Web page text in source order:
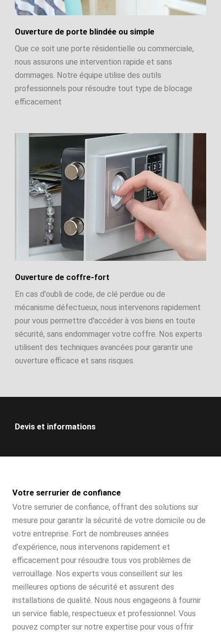
Ouverture de porte blindée ou simple
Que ce soit une porte résidentielle ou commerciale,
nous assurons une intervention rapide et sans
dommages. Notre équipe utilise des outils
professionnels pour résoudre tout type de blocage
efficacement
Ouverture de coffre-fort
En cas d'oubli de code, de clé perdue ou de
mécanisme défectueux, nous intervenons rapidement
pour vous permettre d'accéder à vos biens en toute
sécurité, sans endommager votre coffre. Nos experts
utilisent des techniques avancées pour garantir une
ouverture efficace et sans risques.
Devis et informations
Votre serrurier de confiance
Votre serrurier de confiance, offrant des solutions sur
mesure pour garantir la sécurité de votre domicile ou de
votre entreprise. Fort de nombreuses années
d’expérience, nous intervenons rapidement et
efficacement pour résoudre tous vos problèmes de
verrouillage. Nos experts vous conseillent sur les
meilleures options de sécurité et assurent des
installations de qualité. Nous nous engageons à fournir
un service fiable, respectueux et professionnel. Vous
pouvez compter sur notre expertise pour vous offrir